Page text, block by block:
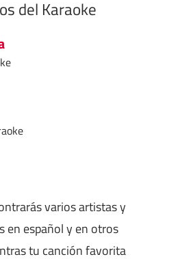
del Karaoke
varios artistas y
en español y en otros
tu canción favorita